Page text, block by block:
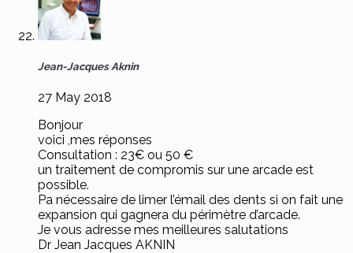
Jean-Jacques Aknin
27 May 2018
Bonjour
voici ,mes réponses
Consultation : 23€ ou 50 €
un traitement de compromis sur une arcade est
possible.
Pa nécessaire de limer l’émail des dents si on fait une
expansion qui gagnera du périmètre d’arcade.
Je vous adresse mes meilleures salutations
Dr Jean Jacques AKNIN